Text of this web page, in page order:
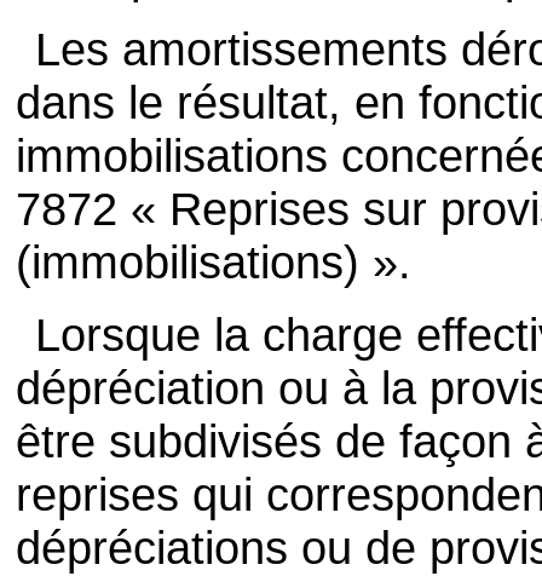
Les amortissements
dans le résultat, en
immobilisations
7872 « Reprises sur
(immobilisations) ».
Lorsque la charge
dépréciation ou à la
être subdivisés de façon
reprises qui
dépréciations ou de